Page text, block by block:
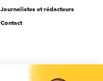
Journalistes et rédacteurs
Contact